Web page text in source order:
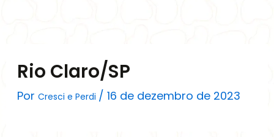
conteúdoRio Claro/SP
Por Cresci e Perdi / 16 de dezembro de 2023